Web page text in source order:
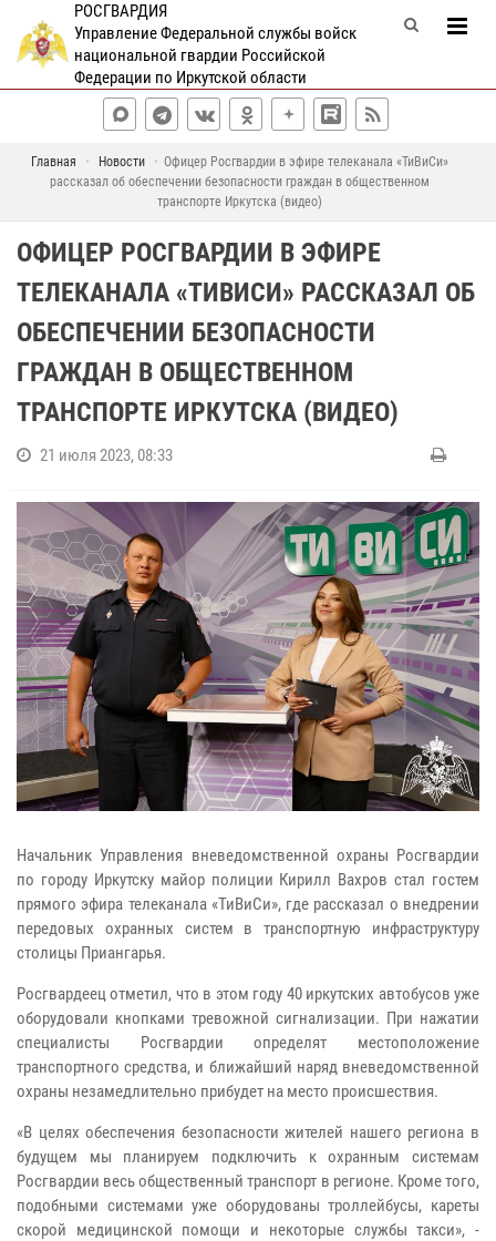
РОСГВАРДИЯ
Управление Федеральной службы войск
национальной гвардии Российской
Федерации по Иркутской области
Главная Новости
Офицер Росгвардии в эфире телеканала «ТиВиСи»
рассказал об обеспечении безопасности граждан в общественном
транспорте Иркутска (видео)
ОФИЦЕР РОСГВАРДИИ В ЭФИРЕ
ТЕЛЕКАНАЛА «ТИВИСИ» РАССКАЗАЛ ОБ
ОБЕСПЕЧЕНИИ БЕЗОПАСНОСТИ
ГРАЖДАН В ОБЩЕСТВЕННОМ
ТРАНСПОРТЕ ИРКУТСКА (ВИДЕО)
21 июля 2023, 08:33
Начальник Управления вневедомственной охраны Росгвардии
по городу Иркутску майор полиции Кирилл Вахров стал гостем
прямого эфира телеканала «ТиВиСи», где рассказал о внедрении
передовых охранных систем в транспортную инфраструктуру
столицы Приангарья.
Росгвардеец отметил, что в этом году 40 иркутских автобусов уже
оборудовали кнопками тревожной сигнализации. При нажатии
специалисты Росгвардии определят местоположение
транспортного средства, и ближайший наряд вневедомственной
охраны незамедлительно прибудет на место происшествия.
«В целях обеспечения безопасности жителей нашего региона в
будущем мы планируем подключить к охранным системам
Росгвардии весь общественный транспорт в регионе. Кроме того,
подобными системами уже оборудованы троллейбусы, кареты
скорой медицинской помощи и некоторые службы такси», -